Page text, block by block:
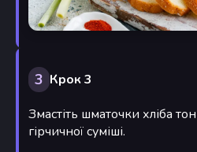
3 Крок 3
Змастіть шматочки хліба
гірчичної суміші.